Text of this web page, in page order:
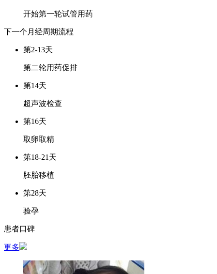
开始第一轮试管用药
下一个月经周期流程
第2-13天
第二轮用药促排
第14天
超声波检查
第16天
取卵取精
第18-21天
胚胎移植
第28天
验孕
患者口碑
更多